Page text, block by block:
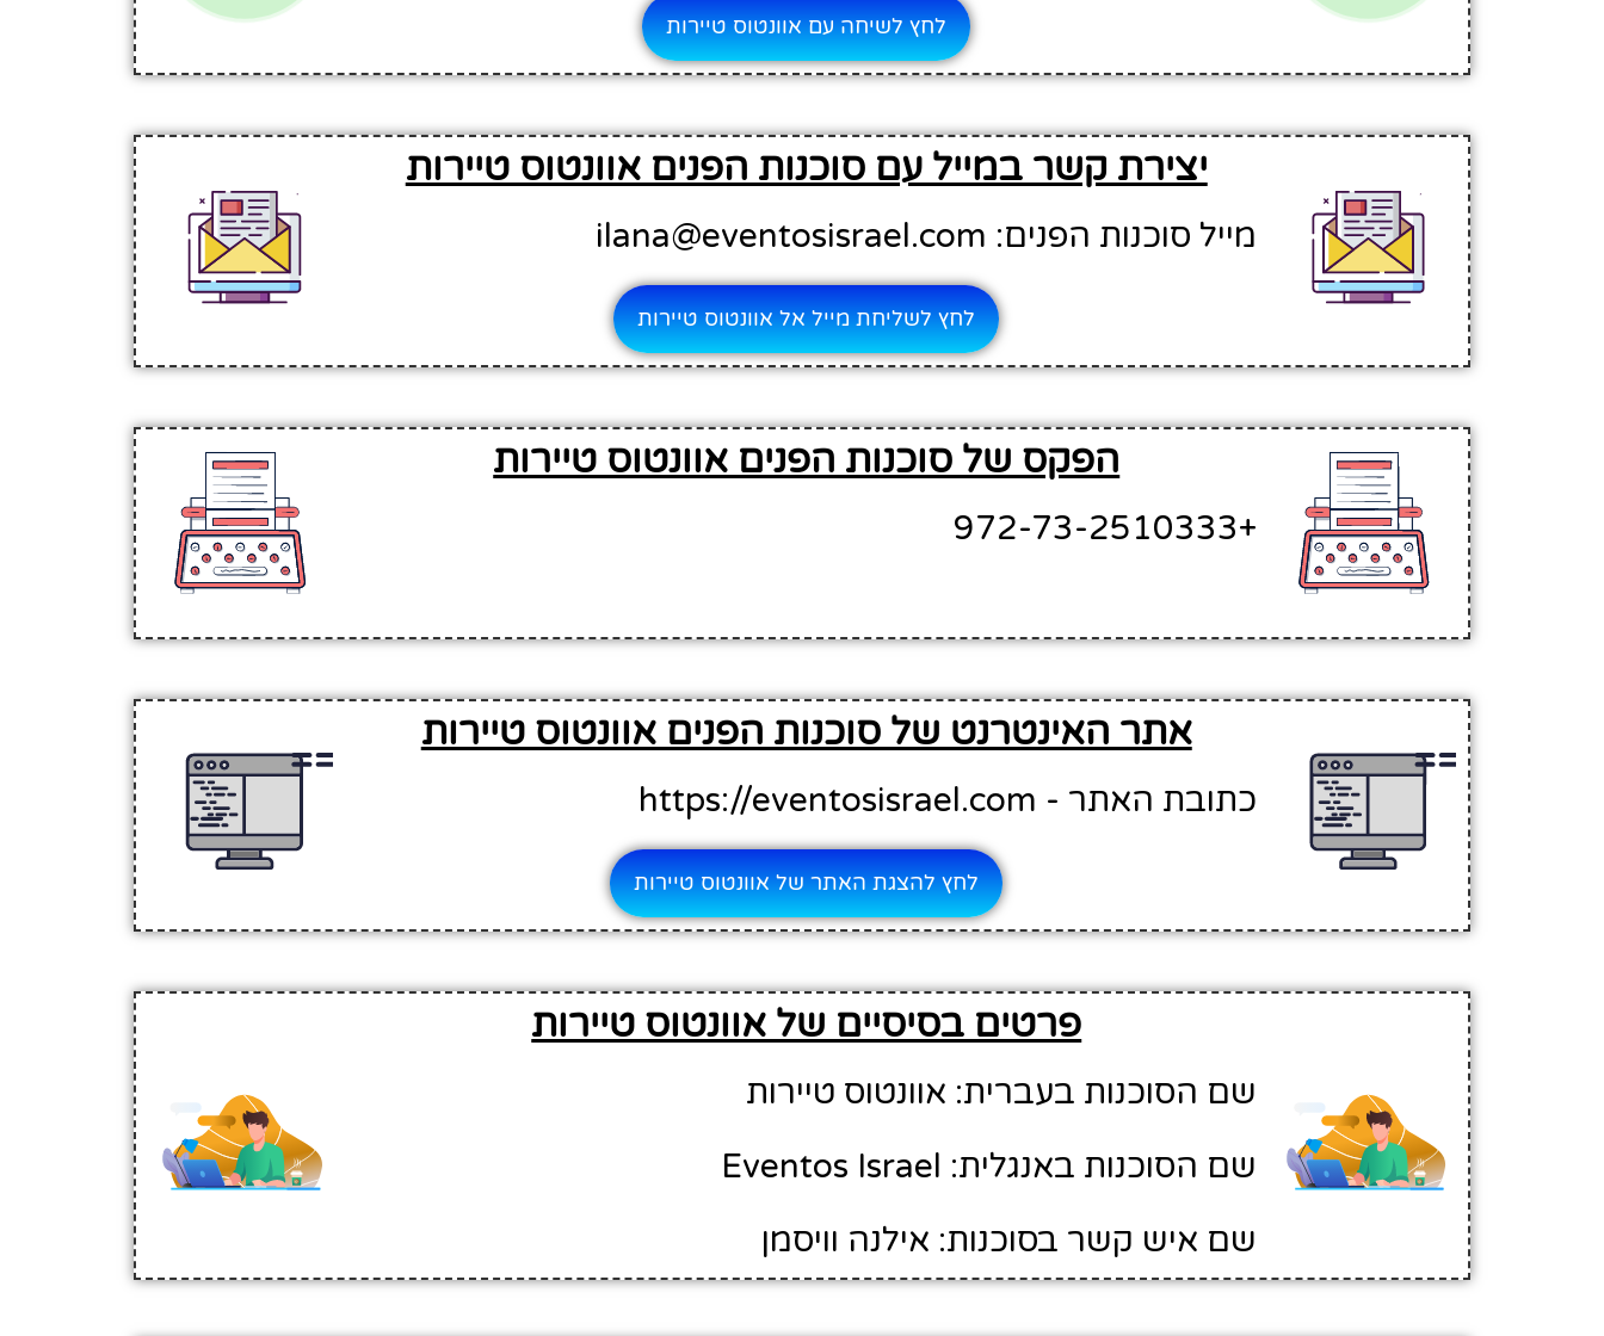
לחץ לשיחה עם אוונטוס טיירות
יצירת קשר במייל עם סוכנות הפנים אוונטוס טיירות
מייל סוכנות הפנים: ilana@eventosisrael.com
לחץ לשליחת מייל אל אוונטוס טיירות
הפקס של סוכנות הפנים אוונטוס טיירות
+972-73-2510333
אתר האינטרנט של סוכנות הפנים אוונטוס טיירות
כתובת האתר - https://eventosisrael.com
לחץ להצגת האתר של אוונטוס טיירות
פרטים בסיסיים של אוונטוס טיירות
שם הסוכנות בעברית: אוונטוס טיירות
שם הסוכנות באנגלית: Eventos Israel
שם איש קשר בסוכנות: אילנה וויסמן